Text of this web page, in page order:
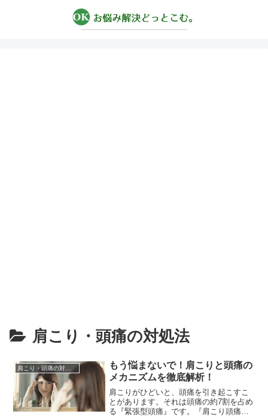
肩こり・頭痛の対処法
肩こり・頭痛の対処法
もう悩まないで！肩こりと頭痛の
メカニズムを徹底解析！
肩こりがひどいと、頭痛を引き起こすこ
とがあります。それは頭痛の約7割を占め
る『緊張型頭痛』です。『肩こり頭痛』